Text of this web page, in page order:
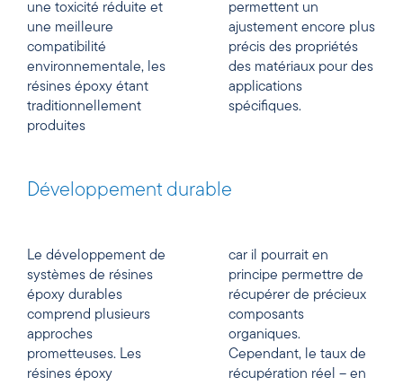
une toxicité réduite et
une meilleure
compatibilité
environnementale, les
résines époxy étant
traditionnellement
produites
permettent un
ajustement encore plus
précis des propriétés
des matériaux pour des
applications
spécifiques.
Développement durable
Le développement de
systèmes de résines
époxy durables
comprend plusieurs
approches
prometteuses. Les
résines époxy
car il pourrait en
principe permettre de
récupérer de précieux
composants
organiques.
Cependant, le taux de
récupération réel – en